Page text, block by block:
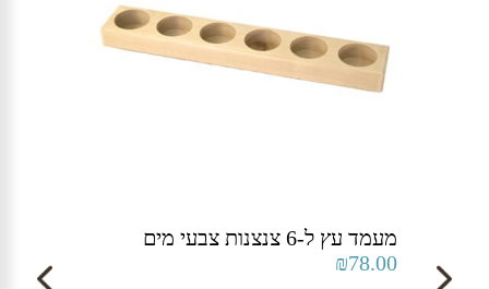
מעמד עץ ל-6 צנצנות צבעי מים
₪78.00